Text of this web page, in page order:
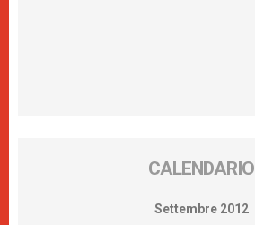
CALENDARIO
Settembre 2012